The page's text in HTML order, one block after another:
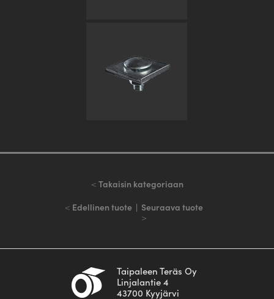
< Takaisin kategoriaan
< Edellinen tuote | Seuraava tuote
>
Taipaleen Teräs Oy
Linjalantie 4
43700 Kyyjärvi